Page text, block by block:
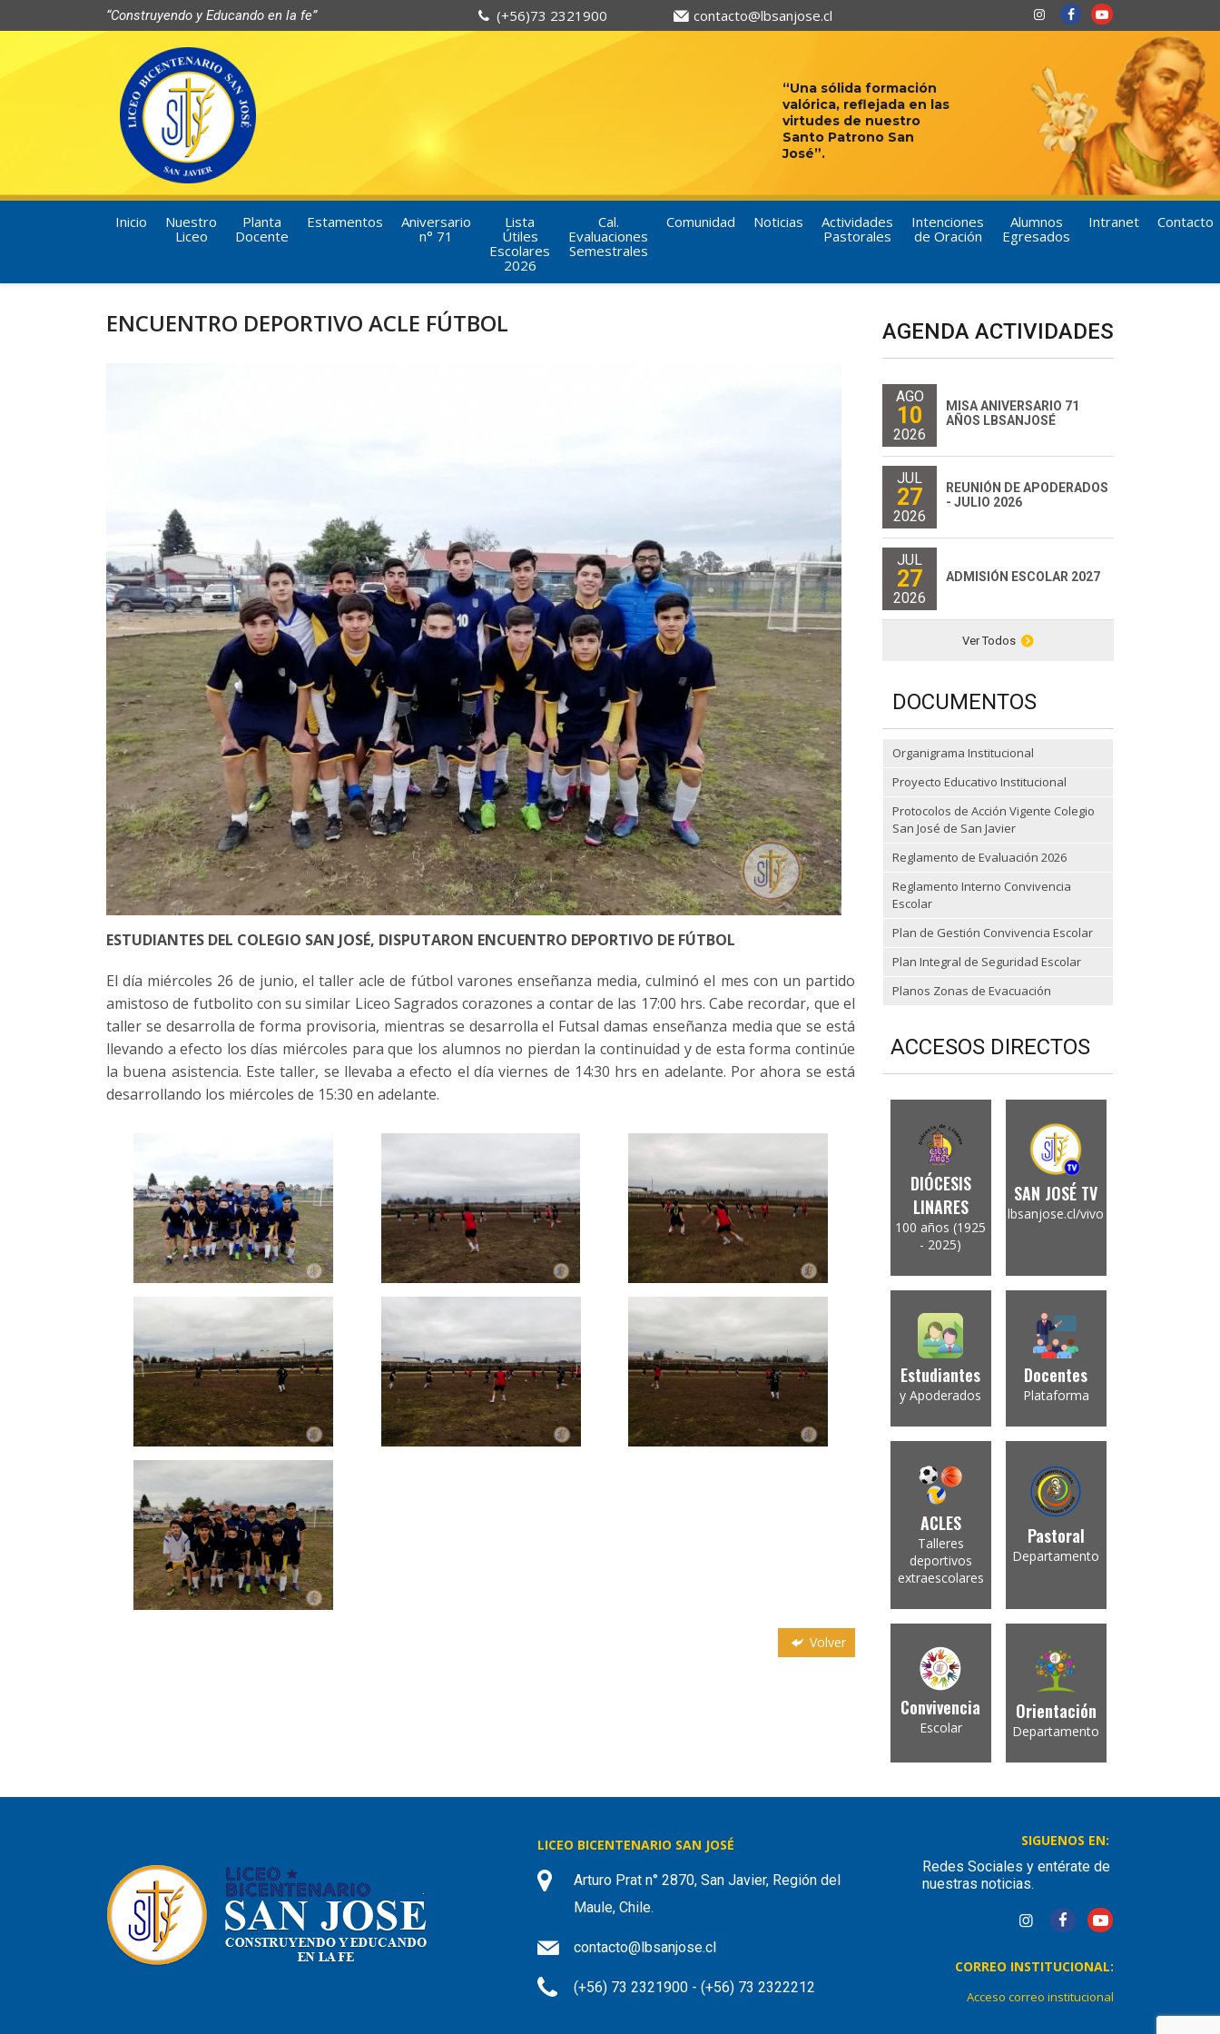
“Construyendo y Educando en la fe” (+56)73 2321900 contacto@lbsanjose.cl
“Una sólida formación
valórica, reflejada en las
virtudes de nuestro
Santo Patrono San
José”.
Inicio
Nuestro
Liceo
Planta
Docente
Estamentos
Aniversario
n° 71
Lista
Útiles
Escolares
2026
Cal.
Evaluaciones
Semestrales
Comunidad Noticias
Actividades
Pastorales
Intenciones
de Oración
Alumnos
Egresados
Intranet Contacto
ENCUENTRO DEPORTIVO ACLE FÚTBOL
ESTUDIANTES DEL COLEGIO SAN JOSÉ, DISPUTARON ENCUENTRO DEPORTIVO DE FÚTBOL
El día miércoles 26 de junio, el taller acle de fútbol varones enseñanza media, culminó el mes con un partido
amistoso de futbolito con su similar Liceo Sagrados corazones a contar de las 17:00 hrs. Cabe recordar, que el
taller se desarrolla de forma provisoria, mientras se desarrolla el Futsal damas enseñanza media que se está
llevando a efecto los días miércoles para que los alumnos no pierdan la continuidad y de esta forma continúe
la buena asistencia. Este taller, se llevaba a efecto el día viernes de 14:30 hrs en adelante. Por ahora se está
desarrollando los miércoles de 15:30 en adelante.
Volver
AGENDA ACTIVIDADES
AGO
10
2026
MISA ANIVERSARIO 71
AÑOS LBSANJOSÉ
JUL
27
2026
REUNIÓN DE APODERADOS
- JULIO 2026
JUL
27
2026
ADMISIÓN ESCOLAR 2027
Ver Todos
DOCUMENTOS
Organigrama Institucional
Proyecto Educativo Institucional
Protocolos de Acción Vigente Colegio
San José de San Javier
Reglamento de Evaluación 2026
Reglamento Interno Convivencia
Escolar
Plan de Gestión Convivencia Escolar
Plan Integral de Seguridad Escolar
Planos Zonas de Evacuación
ACCESOS DIRECTOS
DIÓCESIS
LINARES
100 años (1925
- 2025)
SAN JOSÉ TV
lbsanjose.cl/vivo
Estudiantes
y Apoderados
Docentes
Plataforma
ACLES
Talleres
deportivos
extraescolares
Pastoral
Departamento
Convivencia
Escolar
Orientación
Departamento
LICEO BICENTENARIO SAN JOSÉ
Arturo Prat n° 2870, San Javier, Región del
Maule, Chile.
contacto@lbsanjose.cl
(+56) 73 2321900 - (+56) 73 2322212
SIGUENOS EN:
Redes Sociales y entérate de
nuestras noticias.
CORREO INSTITUCIONAL:
Acceso correo institucional